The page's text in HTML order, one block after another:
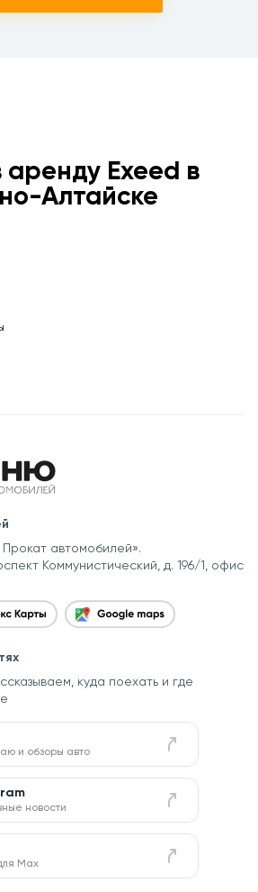
аренду Exeed в
Алтайске
автомобилей».
Коммунистический, д. 196/1, офис
куда поехать и где
и обзоры авто
новости
Max